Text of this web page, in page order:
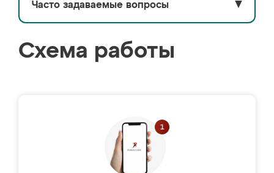
Часто задаваемые вопросы ▼
Схема работы